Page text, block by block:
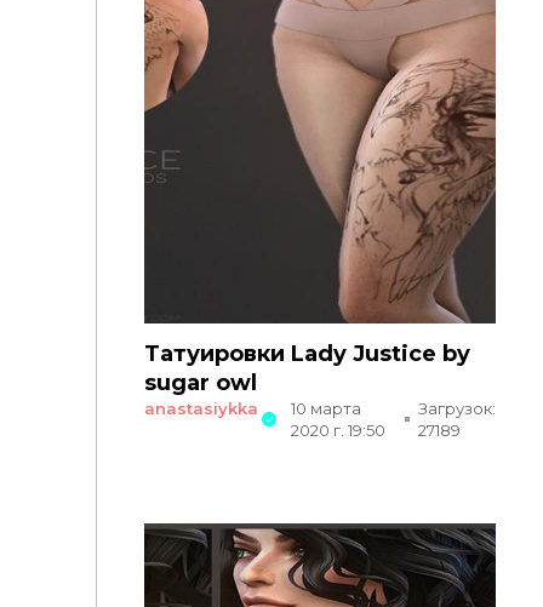
Татуировки Lady Justice by
sugar owl
anastasiykka
10 марта
2020 г. 19:50
Загрузок:
27189